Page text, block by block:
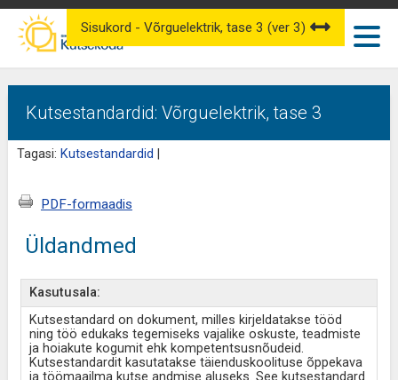
Kutsestandardid: Võrguelektrik, tase 3
Tagasi: Kutsestandardid
Sisukord - Võrguelektrik, tase 3 (ver 3)
PDF-formaadis
Üldandmed
Kasutusala:
Kutsestandard on dokument, milles kirjeldatakse tööd
ning töö edukaks tegemiseks vajalike oskuste, teadmiste
ja hoiakute kogumit ehk kompetentsusnõudeid.
Kutsestandardit kasutatakse täienduskoolituse õppekava
ja töömaailma kutse andmise aluseks. See kutsestandard